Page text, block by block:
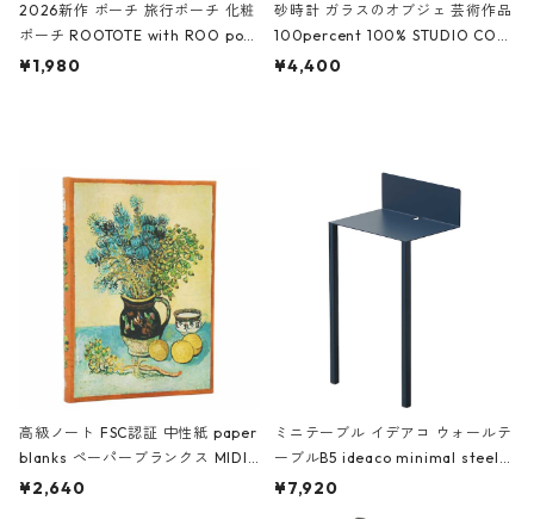
2026新作 ポーチ 旅行ポーチ 化粧
ポーチ ROOTOTE with ROO pou
ch 3532 ルートート WR.ポーチ.ラ
¥1,980
砂時計 ガラスのオブジェ 芸術作品
100percent 100% STUDIO COH
AKU Timeless 100パーセント ス
¥4,400
高級ノート FSC認証 中性紙 paper
blanks ペーパーブランクス MIDI
ハードカバー 罫線 ヴァン・ゴッホ
¥2,640
ミニテーブル イデアコ ウォールテ
ーブルB5 ideaco minimal steel f
urniture WALL Table B5 ネイビー
¥7,920